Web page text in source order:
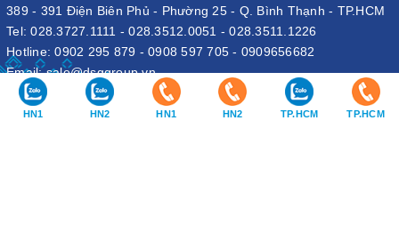
389 - 391 Điện Biên Phủ - Phường 25 - Q. Bình Thạnh - TP.HCM
Tel:028.3727.1111 -028.3512.0051 -028.3511.1226
Hotline:0902 295 879 - 0908 597 705 - 0909656682
Email:sale@dsggroup.vn
VĂN PHÒNG TẬP ĐOÀN
109 Trần Hưng Đạo - P. Cửa Nam - Q. Hoàn Kiếm - Hà Nội
HN1 HN2 HN1 HN2 TP.HCM TP.HCM